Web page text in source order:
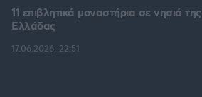
11 επιβλητικά μοναστήρια σε νησιά της
Ελλάδας
17.06.2026, 22:51